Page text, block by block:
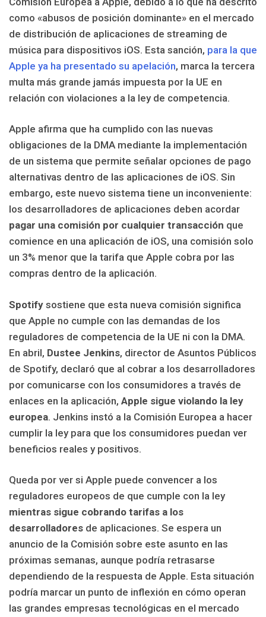
como «abusos de posición dominante» en el mercado
de distribución de aplicaciones de streaming de
música para dispositivos iOS. Esta sanción, para la que
Apple ya ha presentado su apelación, marca la tercera
multa más grande jamás impuesta por la UE en
relación con violaciones a la ley de competencia.
Apple afirma que ha cumplido con las nuevas
obligaciones de la DMA mediante la implementación
de un sistema que permite señalar opciones de pago
alternativas dentro de las aplicaciones de iOS. Sin
embargo, este nuevo sistema tiene un inconveniente:
los desarrolladores de aplicaciones deben acordar
pagar una comisión por cualquier transacción que
comience en una aplicación de iOS, una comisión solo
un 3% menor que la tarifa que Apple cobra por las
compras dentro de la aplicación.
Spotify sostiene que esta nueva comisión significa
que Apple no cumple con las demandas de los
reguladores de competencia de la UE ni con la DMA.
En abril, Dustee Jenkins, director de Asuntos Públicos
de Spotify, declaró que al cobrar a los desarrolladores
por comunicarse con los consumidores a través de
enlaces en la aplicación, Apple sigue violando la ley
europea. Jenkins instó a la Comisión Europea a hacer
cumplir la ley para que los consumidores puedan ver
beneficios reales y positivos.
Queda por ver si Apple puede convencer a los
reguladores europeos de que cumple con la ley
mientras sigue cobrando tarifas a los
desarrolladores de aplicaciones. Se espera un
anuncio de la Comisión sobre este asunto en las
próximas semanas, aunque podría retrasarse
dependiendo de la respuesta de Apple. Esta situación
podría marcar un punto de inflexión en cómo operan
las grandes empresas tecnológicas en el mercado